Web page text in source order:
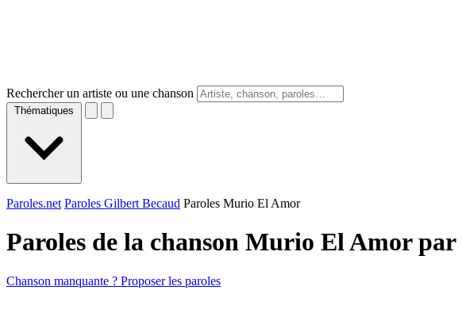
Rechercher un artiste ou une chanson
Thématiques
Paroles.net Paroles Gilbert Becaud Paroles Murio El Amor
Paroles de la chanson Murio El Amor par
Chanson manquante ? Proposer les paroles